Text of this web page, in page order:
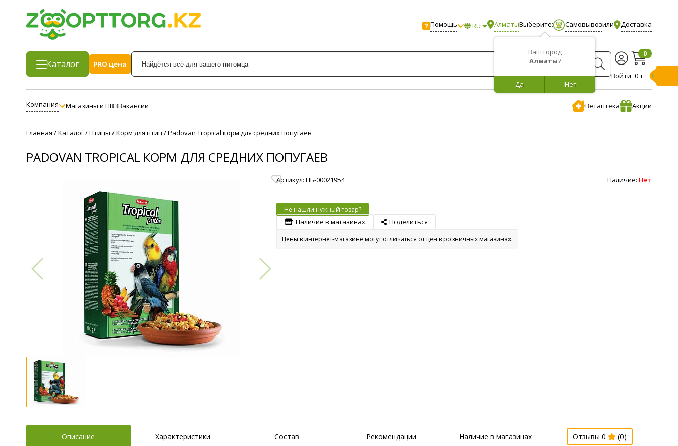
Помощь RU Алматы
Ваш город
Алматы?
Нет
Да
Выберите: Самовывозили Доставка
Каталог
PRO цена
Войти
0
0 ₸
Компания Магазины и ПВЗВакансии Ветаптека Акции
Главная /Каталог/Птицы /Корм для птиц/Padovan Tropical корм для средних попугаев
PADOVAN TROPICAL КОРМ ДЛЯ СРЕДНИХ ПОПУГАЕВ
Артикул: ЦБ-00021954 Наличие: Нет
Не нашли нужный товар?
Наличие в магазинах Поделиться
Цены в интернет-магазине могут отличаться от цен в розничных магазинах.
Описание Характеристики Состав Рекомендации Наличие в магазинах Отзывы 0 (0)